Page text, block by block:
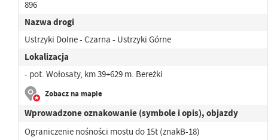
896
Nazwa drogi
Ustrzyki Dolne - Czarna - Ustrzyki Górne
Lokalizacja
- pot. Wołosaty, km 39+629 m. Bereżki
Zobacz na mapie
Wprowadzone oznakowanie (symbole i opis), objazdy
Ograniczenie nośności mostu do 15t (znakB-18)